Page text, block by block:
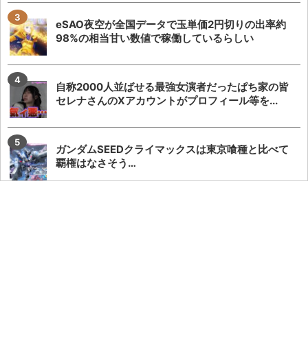
eSAO夜空が全国データで玉単価2円切りの出率約
98%の相当甘い数値で稼働しているらしい
自称2000人並ばせる最強女演者だったぱち家の皆
セレナさんのXアカウントがプロフィール等を...
ガンダムSEEDクライマックスは東京喰種と比べて
覇権はなさそう…